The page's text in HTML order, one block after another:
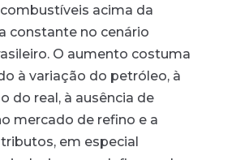
acima da
constante no cenário
O aumento costuma
à variação do petróleo, à
do real, à ausência de
mercado de refino e a
em especial